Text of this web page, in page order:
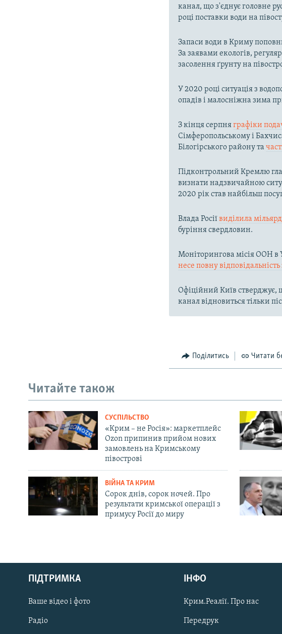
Русский
Qırımtatar
ДОЛУЧАЙСЯ!
канал, що з'єднує головне
році поставки води на
Запаси води в Криму
За заявами екологів,
засолення ґрунту на
У 2020 році ситуація з
опадів і малосніжна зима
З кінця серпняграфіки
Сімферопольському і
Білогірського району та
Підконтрольний Кремлю
визнати надзвичайною
2020 рік став найбільш
Влада Росіївиділила
буріння свердловин.
Моніторингова місія ООН в
несе повну
Офіційний Київ стверджує,
канал відновиться тільки
Поділитись Читати
Читайте також
СУСПІЛЬСТВО
«Крим – не Росія»: маркетплейс
Ozon припинив прийом нових
замовлень на Кримському
півострові
ВІЙНА ТА КРИМ
Сорок днів, сорок ночей. Про
результати кримської операції з
примусу Росії до миру
ПІДТРИМКА
Ваше відео і фото
Радіо
ІНФО
Крим.Реалії. Про нас
Передрук